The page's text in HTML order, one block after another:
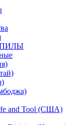
and Tool (США)